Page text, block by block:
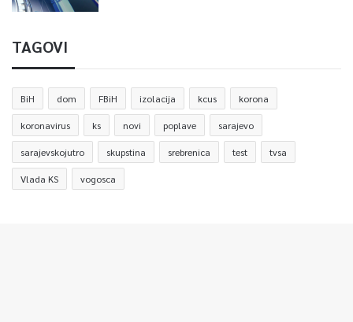
TAGOVI
BiH dom FBiH izolacija kcus korona
koronavirus ks novi poplave sarajevo
sarajevskojutro skupstina srebrenica test tvsa
Vlada KS vogosca